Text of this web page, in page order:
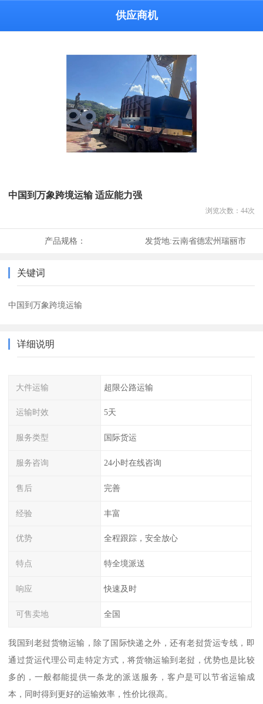
供应商机
中国到万象跨境运输 适应能力强
浏览次数： 44次
产品规格： 发货地:云南省德宏州瑞丽市
关键词
中国到万象跨境运输
详细说明
大件运输 超限公路运输
运输时效 5天
服务类型 国际货运
服务咨询 24小时在线咨询
售后 完善
经验 丰富
优势 全程跟踪，安全放心
特点 特全境派送
响应 快速及时
可售卖地 全国
我国到老挝货物运输，除了国际快递之外，还有老挝货运专线，即
通过货运代理公司走特定方式，将货物运输到老挝，优势也是比较
多的，一般都能提供一条龙的派送服务，客户是可以节省运输成
本，同时得到更好的运输效率，性价比很高。